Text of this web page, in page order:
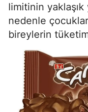
limitinin yaklaşık
nedenle
bireylerin